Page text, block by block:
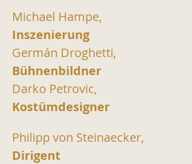
Michael Hampe,
Inszenierung
Germán Droghetti,
Bühnenbildner
Darko Petrovic,
Kostümdesigner
Philipp von Steinaecker,
Dirigent